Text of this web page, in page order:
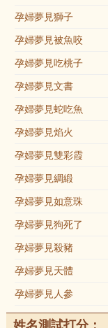
孕婦夢見獅子
孕婦夢見被魚咬
孕婦夢見吃桃子
孕婦夢見文書
孕婦夢見蛇吃魚
孕婦夢見焰火
孕婦夢見雙彩霞
孕婦夢見綢緞
孕婦夢見如意珠
孕婦夢見狗死了
孕婦夢見殺豬
孕婦夢見天體
孕婦夢見人參
姓名測試打分：